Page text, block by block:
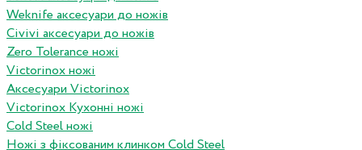
Weknife аксесуари до ножів
Civivi аксесуари до ножів
Zero Tolerance ножі
Victorinox ножі
Аксесуари Victorinox
Victorinox Кухонні ножі
Cold Steel ножі
Ножі з фіксованим клинком Cold Steel